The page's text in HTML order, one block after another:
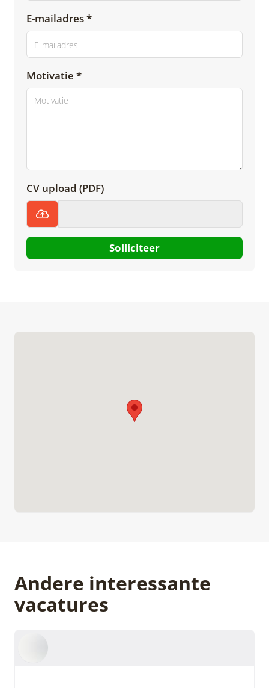
E-mailadres *
Motivatie *
CV upload (PDF)
Solliciteer
Andere interessante
vacatures